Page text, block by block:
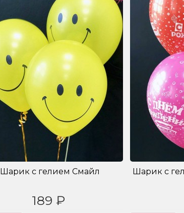
Шарик с гелием Смайл
189 ₽
Шарик с